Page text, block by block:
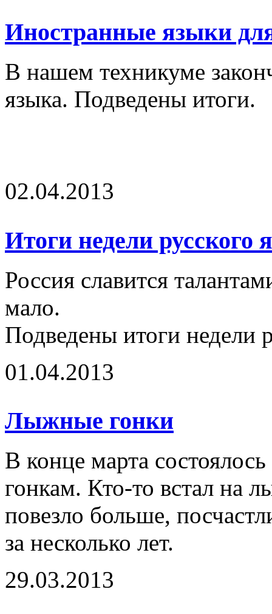
Иностранные языки
В нашем техникуме
языка. Подведены итоги.
02.04.2013
Итоги недели русского
Россия славится
мало.
Подведены итоги недели
01.04.2013
Лыжные гонки
В конце марта
гонкам. Кто-то встал на
повезло больше,
за несколько лет.
29.03.2013